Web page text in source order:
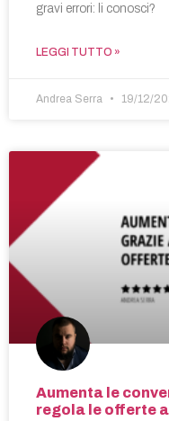
gravi errori: li conosci?
LEGGI TUTTO »
Andrea Serra 19/12/
Aumenta le
regola le offerte